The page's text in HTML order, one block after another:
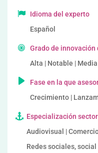
Idioma del experto
Español
Grado de innovación
Alta | Notable | Media
Fase en la que
Crecimiento |
Especialización
Audiovisual |
Redes sociales,